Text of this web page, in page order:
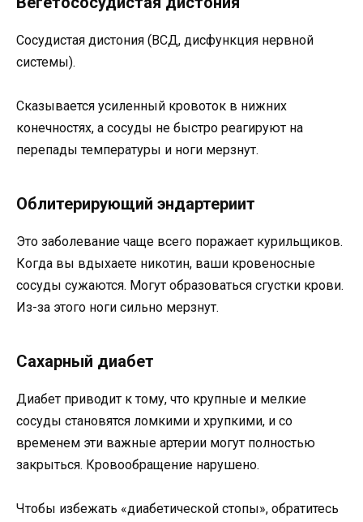
Сосудистая дистония (ВСД, дисфункция нервной
системы).
Сказывается усиленный кровоток в нижних
конечностях, а сосуды не быстро реагируют на
перепады температуры и ноги мерзнут.
Облитерирующий эндартериит
Это заболевание чаще всего поражает курильщиков.
Когда вы вдыхаете никотин, ваши кровеносные
сосуды сужаются. Могут образоваться сгустки крови.
Из-за этого ноги сильно мерзнут.
Сахарный диабет
Диабет приводит к тому, что крупные и мелкие
сосуды становятся ломкими и хрупкими, и со
временем эти важные артерии могут полностью
закрыться. Кровообращение нарушено.
Чтобы избежать «диабетической стопы», обратитесь